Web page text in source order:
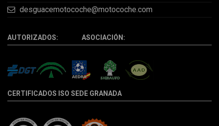
desguacemotocoche@motocoche.com
AUTORIZADOS: ASOCIACIÓN:
CERTIFICADOS ISO SEDE GRANADA